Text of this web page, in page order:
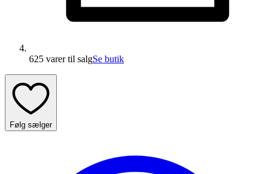
625 varertil salgSe butik
Følg sælger